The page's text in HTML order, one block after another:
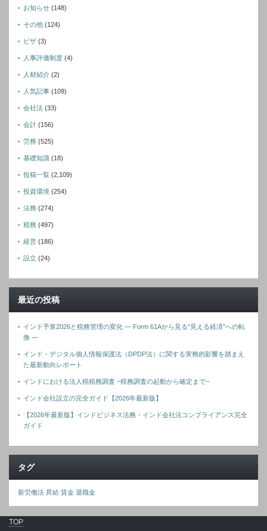
お知らせ (148)
その他 (124)
ビザ (3)
人事評価制度 (4)
人材紹介 (2)
人気記事 (109)
会社法 (33)
会計 (156)
労務 (525)
基礎知識 (18)
投稿一覧 (2,109)
投資環境 (254)
法務 (274)
税務 (497)
経営 (186)
設立 (24)
最近の投稿
インド予算2026と税務管理の変化 ― Form 61Aから見る“見える経済”への転
換 ―
インド・デジタル個人情報保護法（DPDP法）に関する実務的影響を踏まえ
た最新動向レポート
インドにおける法人税税務調査 ~税務調査の起動から確定まで~
インド会社設立の完全ガイド【2026年最新版】
【2026年最新版】インドビジネス法務・インド会社法コンプライアンス完全
ガイド
タグ
新労働法 昇給 賃金 退職金
TOP